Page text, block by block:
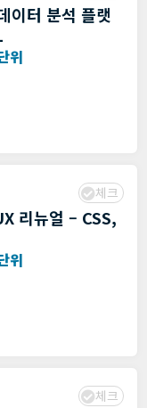
이터 분석 플랫
위
체크
리뉴얼 – CSS,
위
체크